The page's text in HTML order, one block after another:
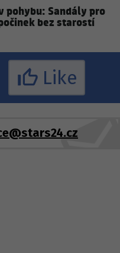
pohybu: Sandály pro
bez starostí
Like